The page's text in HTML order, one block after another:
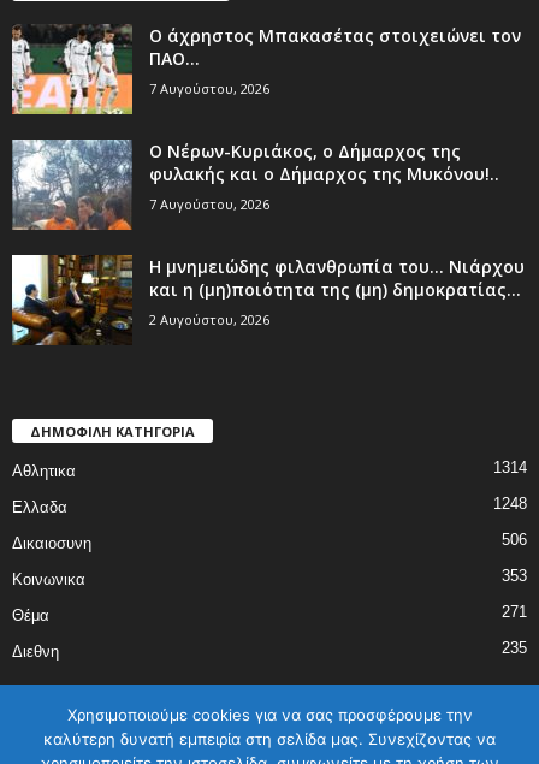
Ο άχρηστος Μπακασέτας στοιχειώνει τον
ΠΑΟ…
7 Αυγούστου, 2026
Ο Νέρων-Κυριάκος, o Δήμαρχος της
φυλακής και ο Δήμαρχος της Μυκόνου!..
7 Αυγούστου, 2026
Η μνημειώδης φιλανθρωπία του… Νιάρχου
και η (μη)ποιότητα της (μη) δημοκρατίας...
2 Αυγούστου, 2026
ΔΗΜΟΦΙΛΗ ΚΑΤΗΓΟΡΙΑ
Αθλητικα 1314
Ελλαδα 1248
Δικαιοσυνη 506
Κοινωνικα 353
Θέμα 271
Διεθνη 235
Χρησιμοποιούμε cookies για να σας προσφέρουμε την
καλύτερη δυνατή εμπειρία στη σελίδα μας. Συνεχίζοντας να